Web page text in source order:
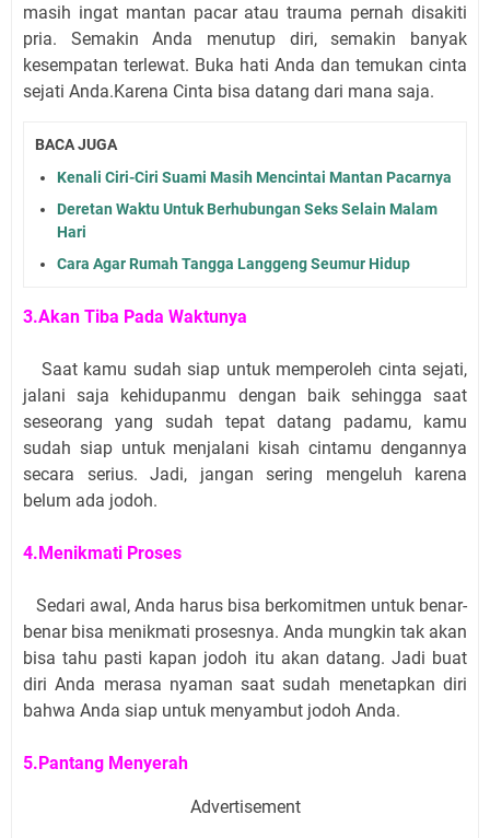
masih ingat mantan pacar atau trauma pernah disakiti
pria. Semakin Anda menutup diri, semakin banyak
kesempatan terlewat. Buka hati Anda dan temukan cinta
sejati Anda.Karena Cinta bisa datang dari mana saja.
BACA JUGA
Kenali Ciri-Ciri Suami Masih Mencintai Mantan Pacarnya
Deretan Waktu Untuk Berhubungan Seks Selain Malam
Hari
Cara Agar Rumah Tangga Langgeng Seumur Hidup
3.Akan Tiba Pada Waktunya
Saat kamu sudah siap untuk memperoleh cinta sejati,
jalani saja kehidupanmu dengan baik sehingga saat
seseorang yang sudah tepat datang padamu, kamu
sudah siap untuk menjalani kisah cintamu dengannya
secara serius. Jadi, jangan sering mengeluh karena
belum ada jodoh.
4.Menikmati Proses
Sedari awal, Anda harus bisa berkomitmen untuk benar-
benar bisa menikmati prosesnya. Anda mungkin tak akan
bisa tahu pasti kapan jodoh itu akan datang. Jadi buat
diri Anda merasa nyaman saat sudah menetapkan diri
bahwa Anda siap untuk menyambut jodoh Anda.
5.Pantang Menyerah
Advertisement